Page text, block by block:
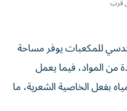
قرب
للمكعبات يوفر مساحة
من المواد، فيما يعمل
بفعل الخاصية الشعرية، ما